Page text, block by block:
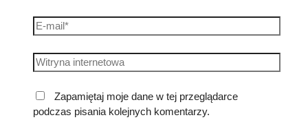
Zapamiętaj moje dane w tej przeglądarce
podczas pisania kolejnych komentarzy.